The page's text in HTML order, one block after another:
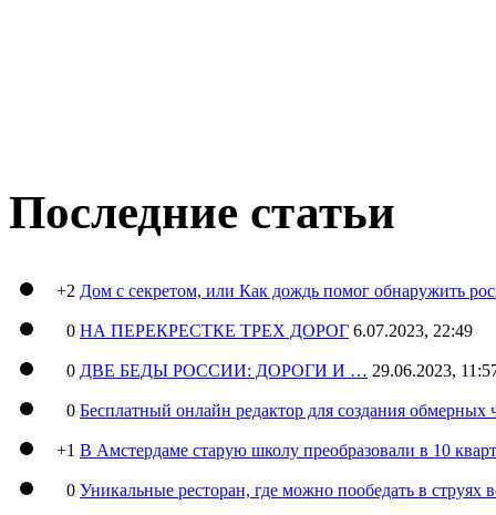
Последние статьи
+2 Дом с секретом, или Как дождь помог обнаружить
0 НА ПЕРЕКРЕСТКЕ ТРЕХ ДОРОГ 6.07.2023, 22:49
0 ДВЕ БЕДЫ РОССИИ: ДОРОГИ И … 29.06.2023,
0 Бесплатный онлайн редактор для создания обмерных
+1 В Амстердаме старую школу преобразовали в 10
0 Уникальные ресторан, где можно пообедать в струях